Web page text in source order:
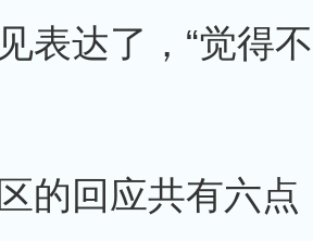
表达了，“觉得
回应共有六点